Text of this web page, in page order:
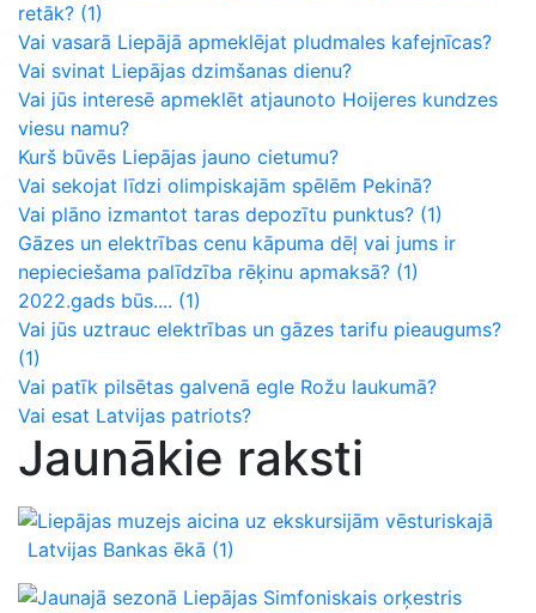
retāk? (1)
Vai vasarā Liepājā apmeklējat pludmales kafejnīcas?
Vai svinat Liepājas dzimšanas dienu?
Vai jūs interesē apmeklēt atjaunoto Hoijeres kundzes
viesu namu?
Kurš būvēs Liepājas jauno cietumu?
Vai sekojat līdzi olimpiskajām spēlēm Pekinā?
Vai plāno izmantot taras depozītu punktus? (1)
Gāzes un elektrības cenu kāpuma dēļ vai jums ir
nepieciešama palīdzība rēķinu apmaksā? (1)
2022.gads būs.... (1)
Vai jūs uztrauc elektrības un gāzes tarifu pieaugums?
(1)
Vai patīk pilsētas galvenā egle Rožu laukumā?
Vai esat Latvijas patriots?
Jaunākie raksti
Liepājas muzejs aicina uz ekskursijām vēsturiskajā
Latvijas Bankas ēkā (1)
Jaunajā sezonā Liepājas Simfoniskais orķestris